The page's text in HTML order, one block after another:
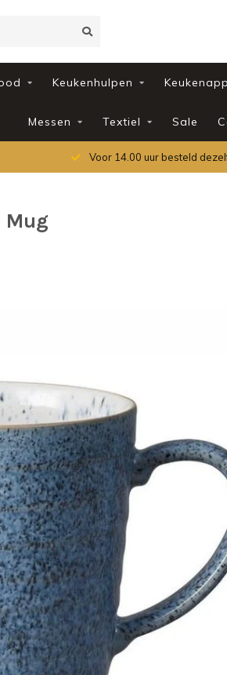
Keukenhulpen
Messen Textiel Sale
Voor 14.00 uur besteld
Mug